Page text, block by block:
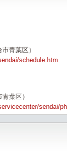
青葉区）
schedule.htm
葉区）
sendai/